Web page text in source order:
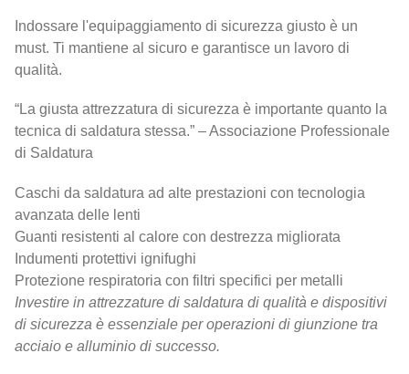
Indossare l'equipaggiamento di sicurezza giusto è un
must. Ti mantiene al sicuro e garantisce un lavoro di
qualità.
“La giusta attrezzatura di sicurezza è importante quanto la
tecnica di saldatura stessa.” – Associazione Professionale
di Saldatura
Caschi da saldatura ad alte prestazioni con tecnologia
avanzata delle lenti
Guanti resistenti al calore con destrezza migliorata
Indumenti protettivi ignifughi
Protezione respiratoria con filtri specifici per metalli
Investire in attrezzature di saldatura di qualità e dispositivi
di sicurezza è essenziale per operazioni di giunzione tra
acciaio e alluminio di successo.